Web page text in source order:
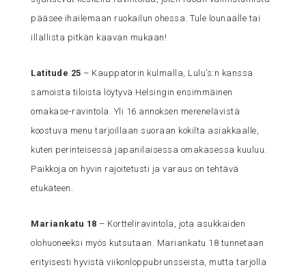
pääsee ihailemaan ruokailun ohessa. Tule lounaalle tai
illallista pitkän kaavan mukaan!
Latitude 25 – Kauppatorin kulmalla, Lulu’s:n kanssa
samoista tiloista löytyvä Helsingin ensimmäinen
omakase-ravintola. Yli 16 annoksen merenelävistä
koostuva menu tarjoillaan suoraan kokilta asiakkaalle,
kuten perinteisessä japanilaisessa omakasessa kuuluu.
Paikkoja on hyvin rajoitetusti ja varaus on tehtävä
etukäteen.
Mariankatu 18 – Kortteliravintola, jota asukkaiden
olohuoneeksi myös kutsutaan. Mariankatu 18 tunnetaan
erityisesti hyvistä viikonloppubrunsseista, mutta tarjolla